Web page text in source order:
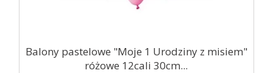
Balony pastelowe "Moje 1 Urodziny z misiem"
różowe 12cali 30cm...